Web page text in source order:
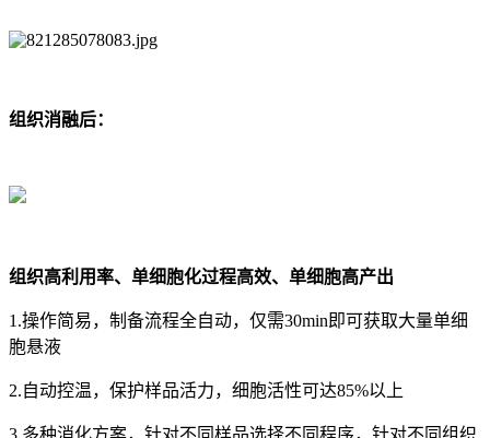
组织消融后：
组织高利用率、单细胞化过程高效、单细胞高产出
1.操作简易，制备流程全自动，仅需30min即可获取大量单细
胞悬液
2.自动控温，保护样品活力，细胞活性可达85%以上
3.多种消化方案，针对不同样品选择不同程序，针对不同组织